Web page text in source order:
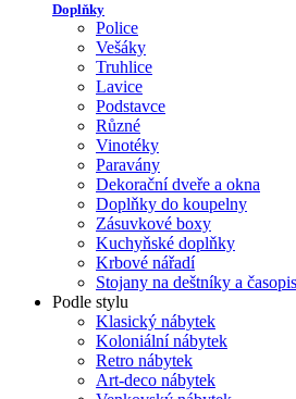
Doplňky
Police
Vešáky
Truhlice
Lavice
Podstavce
Různé
Vinotéky
Paravány
Dekorační dveře a okna
Doplňky do koupelny
Zásuvkové boxy
Kuchyňské doplňky
Krbové nářadí
Stojany na deštníky a
Podle stylu
Klasický nábytek
Koloniální nábytek
Retro nábytek
Art-deco nábytek